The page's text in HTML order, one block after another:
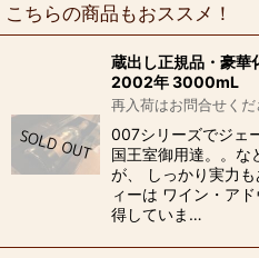
こちらの商品もおススメ！
蔵出し正規品・豪華
2002年 3000mL
再入荷はお問合せくだ
007シリーズでジェ
国王室御用達。。な
が、 しっかり実力
ィーは ワイン・ア
得していま…